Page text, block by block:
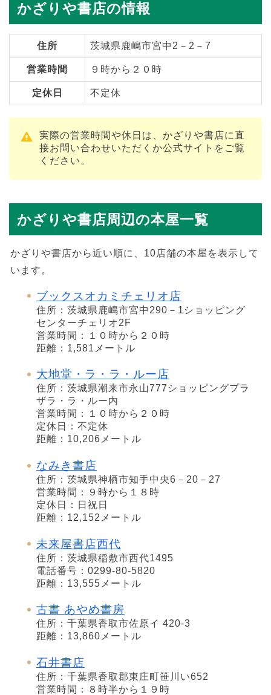
かざりや書店の情報
住所 茨城県鹿嶋市宮中2－2－7
営業時間 ９時から２０時
定休日 不定休
実際の営業時間や休日は、かざりや書店に直
接お問い合わせいただくか公式サイトをご覧
ください。
かざりや書店周辺の本屋一覧
かざりや書店から近い順に、10店舗の本屋を表示して
います。
ブックスオカミチェリオ店
住所：茨城県鹿嶋市宮中290－1ショッピング
センターチェリオ2F
営業時間：１０時から２０時
距離：1,581メートル
大地堂・ラ・ラ・ルー店
住所：茨城県潮来市永山777ショッピングプラ
ザラ・ラ・ルー内
営業時間：１０時から２０時
定休日：不定休
距離：10,206メートル
なみき書店
住所：茨城県神栖市知手中央6－20－27
営業時間：９時から１８時
定休日：日祝日
距離：12,152メートル
未来屋書店西代
住所：茨城県稲敷市西代1495
電話番号：0299-80-5820
距離：13,555メートル
古書 あやめ書房
住所：千葉県香取市佐原イ 420-3
距離：13,860メートル
石井書店
住所：千葉県香取郡東庄町笹川い652
営業時間：８時半から１９時